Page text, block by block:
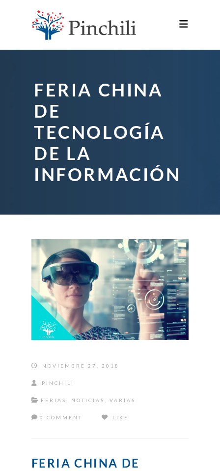
FERIA CHINA
DE
TECNOLOGÍA
DE LA
INFORMACIÓN
NOVIEMBRE 27, 2018
PINCHILI
FERIAS NOTICIAS VARIAS
0 COMMENT LIKE
FERIA CHINA DE